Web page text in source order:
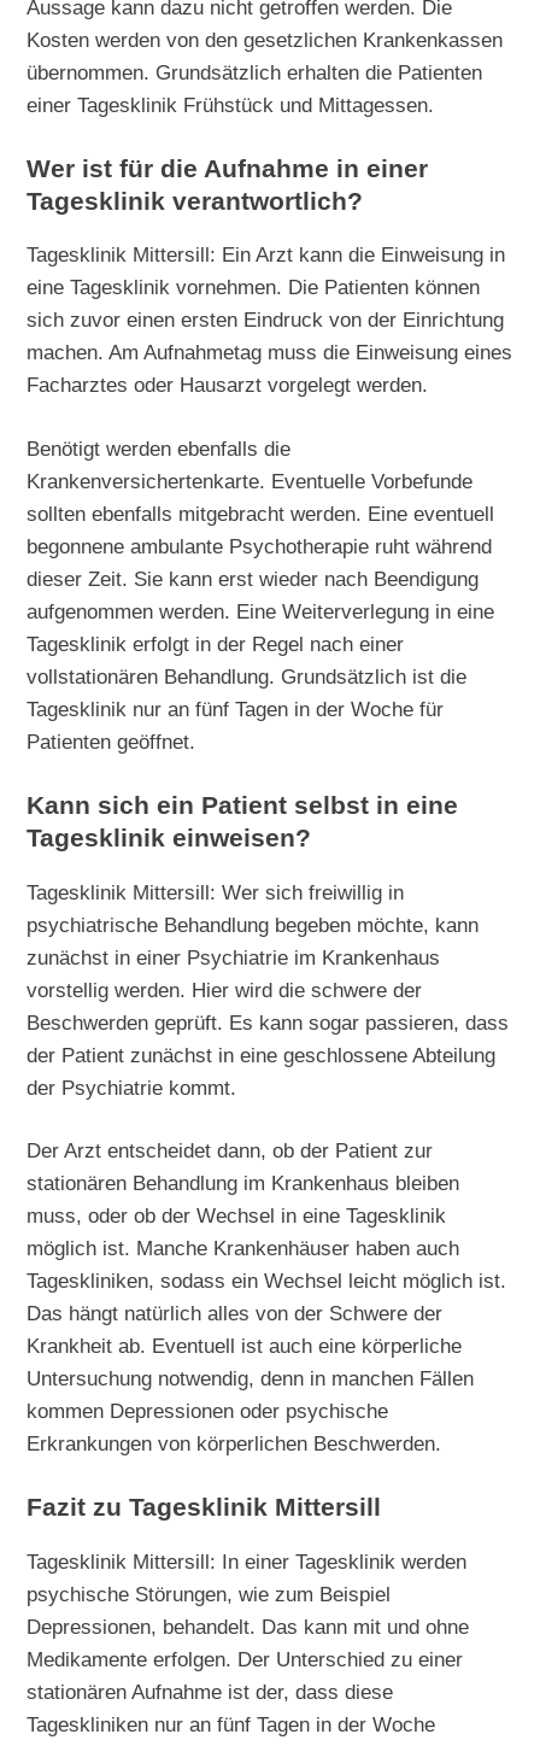
Aussage kann dazu nicht getroffen werden. Die
Kosten werden von den gesetzlichen Krankenkassen
übernommen. Grundsätzlich erhalten die Patienten
einer Tagesklinik Frühstück und Mittagessen.
Wer ist für die Aufnahme in einer
Tagesklinik verantwortlich?
Tagesklinik Mittersill: Ein Arzt kann die Einweisung in
eine Tagesklinik vornehmen. Die Patienten können
sich zuvor einen ersten Eindruck von der Einrichtung
machen. Am Aufnahmetag muss die Einweisung eines
Facharztes oder Hausarzt vorgelegt werden.
Benötigt werden ebenfalls die
Krankenversichertenkarte. Eventuelle Vorbefunde
sollten ebenfalls mitgebracht werden. Eine eventuell
begonnene ambulante Psychotherapie ruht während
dieser Zeit. Sie kann erst wieder nach Beendigung
aufgenommen werden. Eine Weiterverlegung in eine
Tagesklinik erfolgt in der Regel nach einer
vollstationären Behandlung. Grundsätzlich ist die
Tagesklinik nur an fünf Tagen in der Woche für
Patienten geöffnet.
Kann sich ein Patient selbst in eine
Tagesklinik einweisen?
Tagesklinik Mittersill: Wer sich freiwillig in
psychiatrische Behandlung begeben möchte, kann
zunächst in einer Psychiatrie im Krankenhaus
vorstellig werden. Hier wird die schwere der
Beschwerden geprüft. Es kann sogar passieren, dass
der Patient zunächst in eine geschlossene Abteilung
der Psychiatrie kommt.
Der Arzt entscheidet dann, ob der Patient zur
stationären Behandlung im Krankenhaus bleiben
muss, oder ob der Wechsel in eine Tagesklinik
möglich ist. Manche Krankenhäuser haben auch
Tageskliniken, sodass ein Wechsel leicht möglich ist.
Das hängt natürlich alles von der Schwere der
Krankheit ab. Eventuell ist auch eine körperliche
Untersuchung notwendig, denn in manchen Fällen
kommen Depressionen oder psychische
Erkrankungen von körperlichen Beschwerden.
Fazit zu Tagesklinik Mittersill
Tagesklinik Mittersill: In einer Tagesklinik werden
psychische Störungen, wie zum Beispiel
Depressionen, behandelt. Das kann mit und ohne
Medikamente erfolgen. Der Unterschied zu einer
stationären Aufnahme ist der, dass diese
Tageskliniken nur an fünf Tagen in der Woche